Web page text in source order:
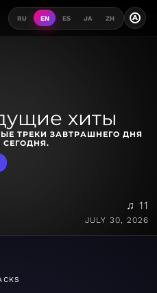
RU EN ES JA ZH A
хиты
ТРЕКИ ЗАВТРАШНЕГО ДНЯ
♫ 11
JULY 30, 2026